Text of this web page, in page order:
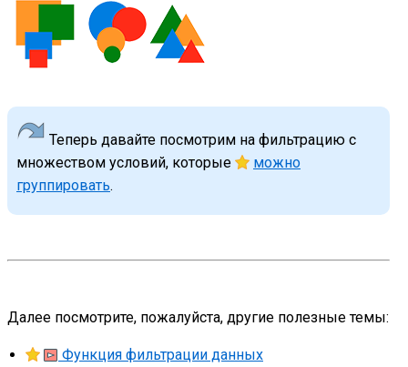
Теперь давайте посмотрим на фильтрацию с
множеством условий, которые
можно
группировать.
Далее посмотрите, пожалуйста, другие полезные темы:
Функция фильтрации данных